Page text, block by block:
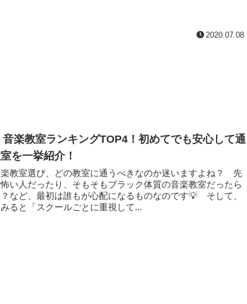
2020.07.08
音楽教室ランキングTOP4！初めてでも安心して通
を一挙紹介！
教室選び、どの教室に通うべきなのか迷いますよね？ 先
い人だったり、そもそもブラック体質の音楽教室だったら
など、最初は誰もが心配になるものなのです💡 そして、
ると「スクールごとに重視して...